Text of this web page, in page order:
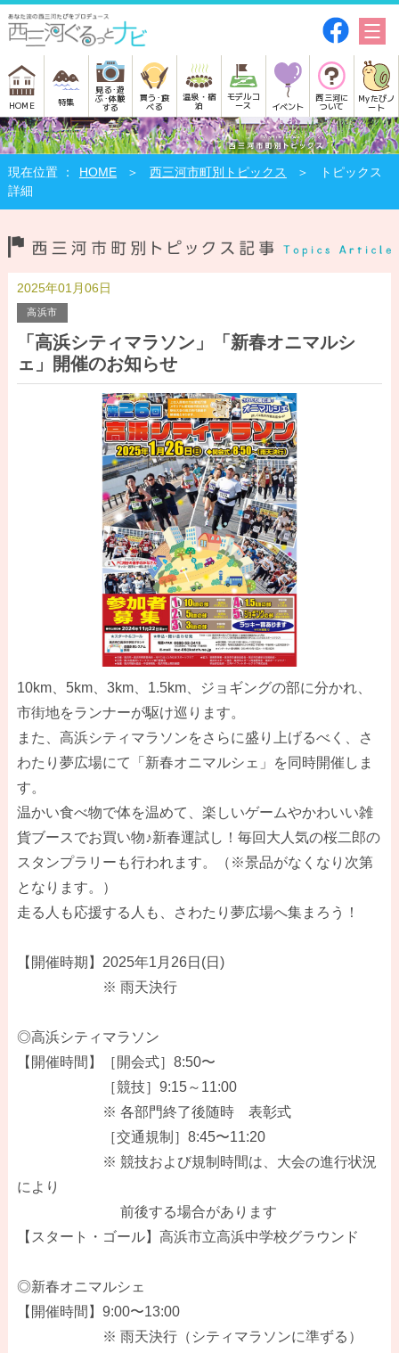
HOME 特集
見る･遊
ぶ･体験
する
買う･食
べる
温泉・宿
泊
モデルコ
ース イベント
西三河に
ついて
Myたびノ
ート
HOME 西三河市町別トピックス
トピックス
詳細
2025年01月06日
高浜市
「高浜シティマラソン」「新春オニマルシ
ェ」開催のお知らせ
10km、5km、3km、1.5km、ジョギングの部に分かれ、
市街地をランナーが駆け巡ります。
また、高浜シティマラソンをさらに盛り上げるべく、さ
わたり夢広場にて「新春オニマルシェ」を同時開催しま
す。
温かい食べ物で体を温めて、楽しいゲームやかわいい雑
貨ブースでお買い物♪新春運試し！毎回大人気の桜二郎の
スタンプラリーも行われます。（※景品がなくなり次第
となります。）
走る人も応援する人も、さわたり夢広場へ集まろう！
【開催時期】2025年1月26日(日)
※ 雨天決行
◎高浜シティマラソン
【開催時間】［開会式］8:50〜
［競技］9:15～11:00
※ 各部門終了後随時 表彰式
［交通規制］8:45〜11:20
※ 競技および規制時間は、大会の進行状況
により
前後する場合があります
【スタート・ゴール】高浜市立高浜中学校グラウンド
◎新春オニマルシェ
【開催時間】9:00〜13:00
※ 雨天決行（シティマラソンに準ずる）